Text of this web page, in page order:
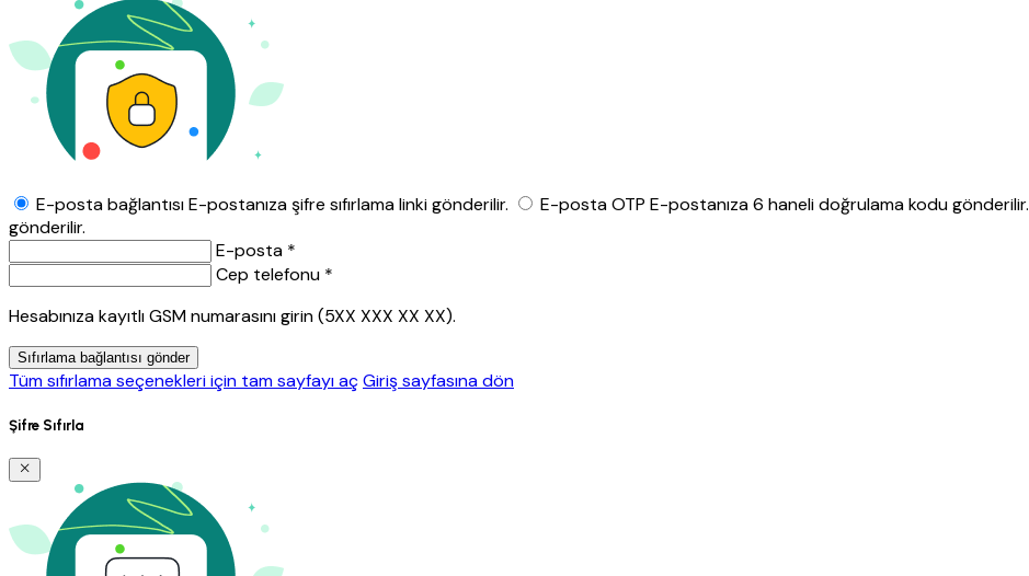
E-posta bağlantısıE-postanıza şifre sıfırlama linki gönderilir. E-posta OTP E-postanıza 6 haneli doğrulama kodu gönderilir.
gönderilir.
E-posta *
Cep telefonu *
Hesabınıza kayıtlı GSM numarasını girin (5XX XXX XX XX).
Sıfırlama bağlantısı gönder
Tüm sıfırlama seçenekleri için tam sayfayı açGiriş sayfasına dön
Şifre Sıfırla